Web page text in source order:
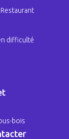
difficulté
bois